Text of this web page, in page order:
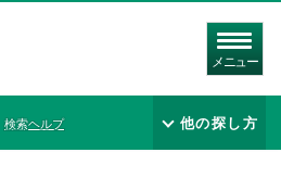
メニュー
検索ヘルプ 他の探し方